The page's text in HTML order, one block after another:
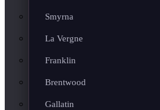
Smyrna
La Vergne
Franklin
Brentwood
Gallatin